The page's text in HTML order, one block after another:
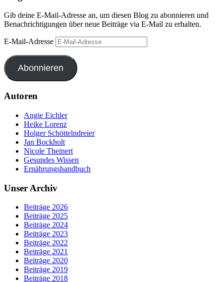
Gib deine E-Mail-Adresse an, um diesen Blog zu abonnieren und
Benachrichtigungen über neue Beiträge via E-Mail zu erhalten.
E-Mail-Adresse
Abonnieren
Autoren
Angie Eichler
Heike Lorenz
Holger Schöttelndreier
Jan Bockholt
Nicole Theinert
Gesundes Wissen
Ernährungshandbuch
Unser Archiv
Beiträge 2026
Beiträge 2025
Beiträge 2024
Beiträge 2023
Beiträge 2022
Beiträge 2021
Beiträge 2020
Beiträge 2019
Beiträge 2018